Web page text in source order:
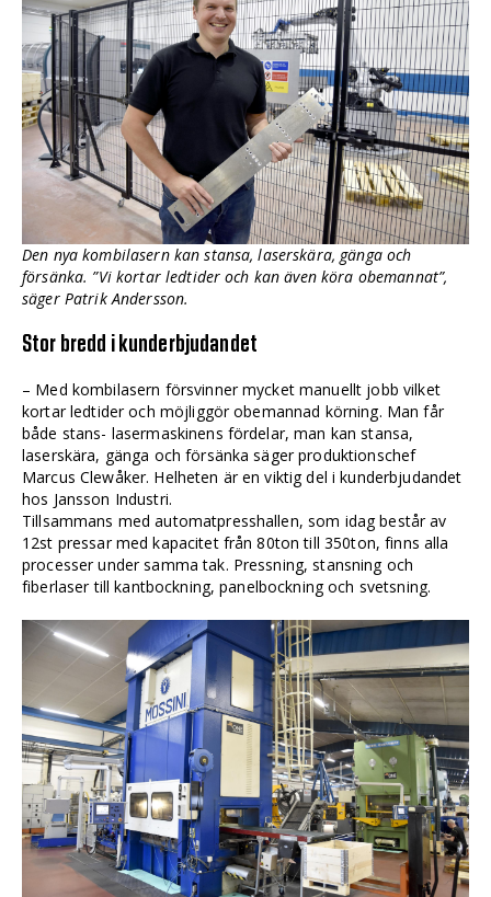
Den nya kombilasern kan stansa, laserskära, gänga och
försänka. ”Vi kortar ledtider och kan även köra obemannat”,
säger Patrik Andersson.
Stor bredd i kunderbjudandet
– Med kombilasern försvinner mycket manuellt jobb vilket
kortar ledtider och möjliggör obemannad körning. Man får
både stans- lasermaskinens fördelar, man kan stansa,
laserskära, gänga och försänka säger produktionschef
Marcus Clewåker. Helheten är en viktig del i kunderbjudandet
hos Jansson Industri.
Tillsammans med automatpresshallen, som idag består av
12st pressar med kapacitet från 80ton till 350ton, finns alla
processer under samma tak. Pressning, stansning och
fiberlaser till kantbockning, panelbockning och svetsning.